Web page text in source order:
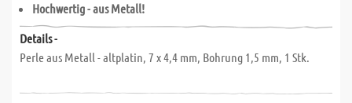
Hochwertig - aus Metall!
Details -
Perle aus Metall - altplatin, 7 x 4,4 mm, Bohrung 1,5 mm, 1 Stk.